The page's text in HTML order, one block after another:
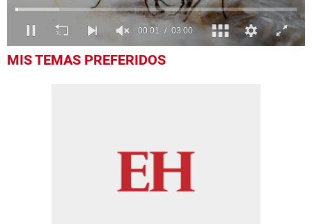
seconds
MIS TEMAS PREFERIDOS